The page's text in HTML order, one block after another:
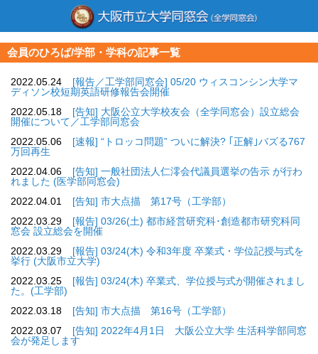
会員のひろば/学部・学科の記事一覧
2022.05.24
[報告／工学部同窓会] 05/20 ウィスコンシン大学マ
ディソン校短期英語研修報告会開催
2022.05.18
[告知] 大阪公立大学校友会（全学同窓会）設立総会
開催について／工学部同窓会
2022.05.06
[速報] “トロッコ問題” ついに解決? ｢正解｣バズる767
万回再生
2022.04.06
[告知] 一般社団法人仁澪会代議員選挙の告示 が行わ
れました (医学部同窓会)
2022.04.01
[告知] 市大点描 第17号（工学部）
2022.03.29
[報告] 03/26(土) 都市経営研究科･創造都市研究科同
窓会 設立総会を開催
2022.03.29
[報告] 03/24(木) 令和3年度 卒業式・学位記授与式を
挙行 (大阪市立大学)
2022.03.25
[報告] 03/24(木) 卒業式、学位授与式が開催されまし
た。(工学部)
2022.03.18
[告知] 市大点描 第16号（工学部）
2022.03.07
[告知] 2022年4月1日 大阪公立大学 生活科学部同窓
会が発足します